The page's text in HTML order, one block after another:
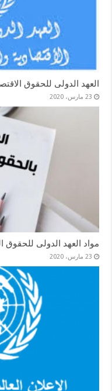
العهد الدولى للحقوق
23 مارس، 2020
مواد العهد الدولى للحقوق
23 مارس، 2020